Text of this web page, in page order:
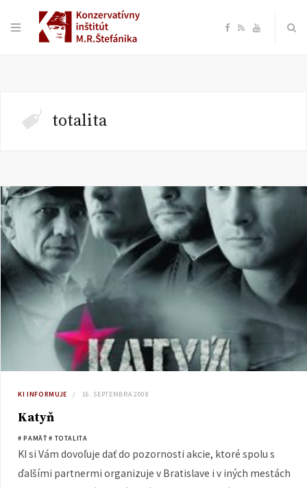
F
o
k
R Y
b
totalita
KI INFORMUJE 16. SEPTEMBRA 2008
Katyň
# PAMÄŤ # TOTALITA
KI si Vám dovoľuje dať do pozornosti akcie, ktoré spolu s
ďalšími partnermi organizuje v Bratislave i v iných mestách